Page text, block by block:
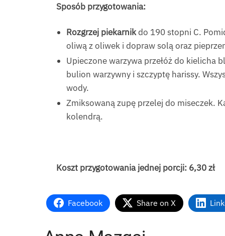
Sposób przygotowania:
Rozgrzej piekarnikdo 190 stopni C.
oliwą z oliwek i dopraw solą oraz
Upieczone warzywa przełóż do kielicha
bulion warzywny i szczyptę harissy.
wody.
Zmiksowaną zupę przelej do miseczek.
kolendrą.
Koszt przygotowania jednej porcji: 6,30 zł
Facebook Share on X